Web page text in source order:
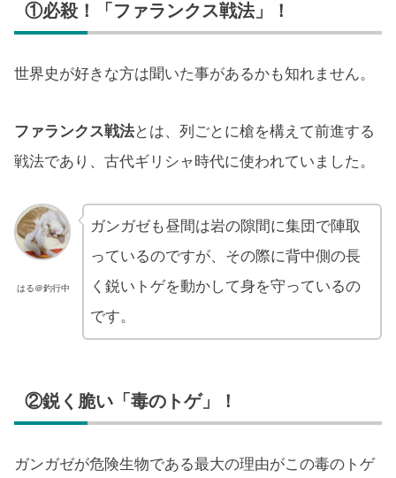
①必殺！「ファランクス戦法」！
世界史が好きな方は聞いた事があるかも知れません。
ファランクス戦法とは、列ごとに槍を構えて前進する
戦法であり、古代ギリシャ時代に使われていました。
はる＠釣行中
ガンガゼも昼間は岩の隙間に集団で陣取
っているのですが、その際に背中側の長
く鋭いトゲを動かして身を守っているの
です。
②鋭く脆い「毒のトゲ」！
ガンガゼが危険生物である最大の理由がこの毒のトゲ